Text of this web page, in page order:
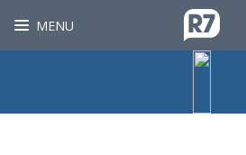
MENU